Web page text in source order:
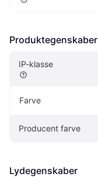
Produktegenskaber
IP-klasse
Farve
Producent farve
Lydegenskaber